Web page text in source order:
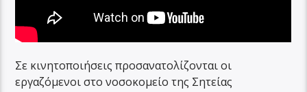
Σε κινητοποιήσεις προσανατολίζονται οι
εργαζόμενοι στο νοσοκομείο της Σητείας